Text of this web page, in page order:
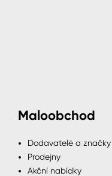
Maloobchod
Dodavatelé a značky
Prodejny
Akční nabídky